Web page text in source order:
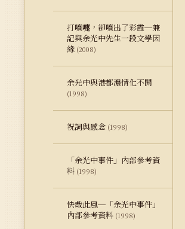
打噴嚏，卻噴出了彩霞─兼
記與余光中先生一段文學因
緣 (2008)
余光中與港都濃情化不開
(1998)
祝詞與感念 (1998)
「余光中事件」內部參考資
料 (1998)
快哉此風─「余光中事件」
內部參考資料 (1998)